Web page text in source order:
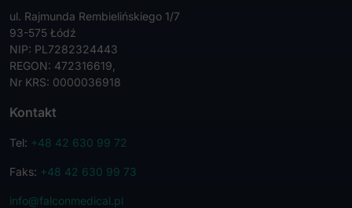
ul. Rajmunda Rembielińskiego 1/7
93-575 Łódź
NIP: PL7282324443
REGON: 472316619,
Nr KRS: 0000036918
Kontakt
Tel: +48 42 630 99 72
Faks: +48 42 630 99 73
info@falconmedical.pl